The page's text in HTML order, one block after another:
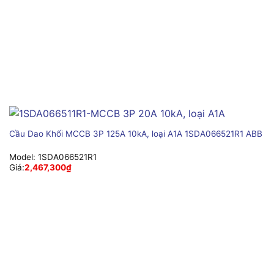
Cầu Dao Khối MCCB 3P 125A 10kA, loại A1A 1SDA066521R1 ABB
Model: 1SDA066521R1
Giá:2,467,300₫